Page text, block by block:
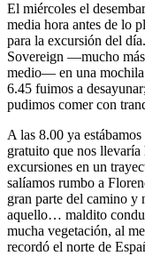
El miércoles el
media hora antes de lo
para la excursión del
Sovereign —mucho
medio— en una mochila
6.45 fuimos a
pudimos comer con
A las 8.00 ya
gratuito que nos llevaría
excursiones en un
salíamos rumbo a
gran parte del camino y
aquello… maldito
mucha vegetación, al
recordó el norte de